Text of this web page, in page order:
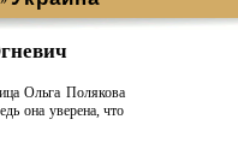
Ольга Полякова
она уверена, что